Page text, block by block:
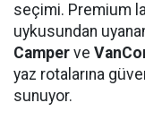
seçimi. Premium
uykusundan
Camper ve
yaz rotalarına
sunuyor.